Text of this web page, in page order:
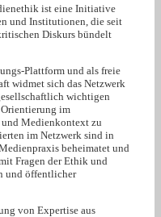
ist eine Initiative
und Institutionen, die seit
Diskurs bündelt
Plattform und als freie
widmet sich das Netzwerk
wichtigen
im
Medienkontext zu
im Netzwerk sind in
beheimatet und
Fragen der Ethik und
und öffentlicher
von Expertise aus